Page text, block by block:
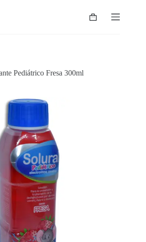
Shopping
Pediátrico Fresa 300ml